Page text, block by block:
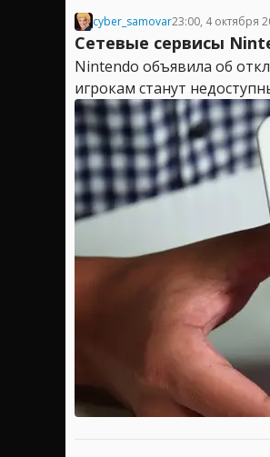
cyber_samovar23:00, 4 октября
Сетевые сервисы
Nintendo объявила об
игрокам станут